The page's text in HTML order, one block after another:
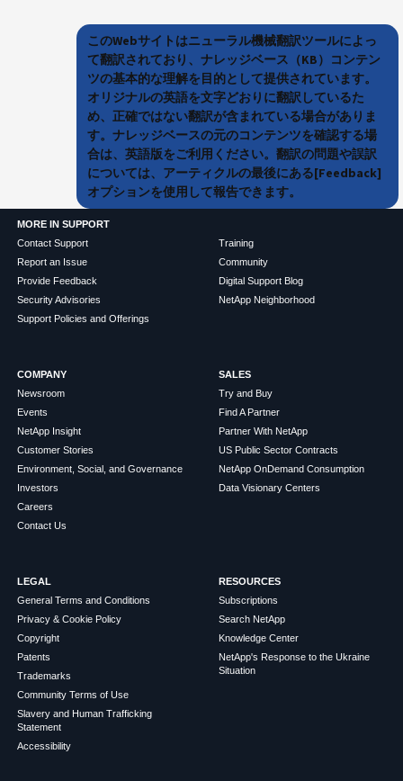
このWebサイトはニューラル機械翻訳ツールによっ
て翻訳されており、ナレッジベース（KB）コンテン
ツの基本的な理解を目的として提供されています。
オリジナルの英語を文字どおりに翻訳しているた
め、正確ではない翻訳が含まれている場合がありま
す。ナレッジベースの元のコンテンツを確認する場
合は、英語版をご利用ください。翻訳の問題や誤訳
については、アーティクルの最後にある[Feedback]
オプションを使用して報告できます。
MORE IN SUPPORT
Contact Support
Report an Issue
Provide Feedback
Security Advisories
Support Policies and Offerings
Training
Community
Digital Support Blog
NetApp Neighborhood
COMPANY
Newsroom
Events
NetApp Insight
Customer Stories
Environment, Social, and Governance
Investors
Careers
Contact Us
SALES
Try and Buy
Find A Partner
Partner With NetApp
US Public Sector Contracts
NetApp OnDemand Consumption
Data Visionary Centers
LEGAL
General Terms and Conditions
Privacy & Cookie Policy
Copyright
Patents
Trademarks
Community Terms of Use
Slavery and Human Trafficking
Statement
Accessibility
RESOURCES
Subscriptions
Search NetApp
Knowledge Center
NetApp's Response to the Ukraine
Situation